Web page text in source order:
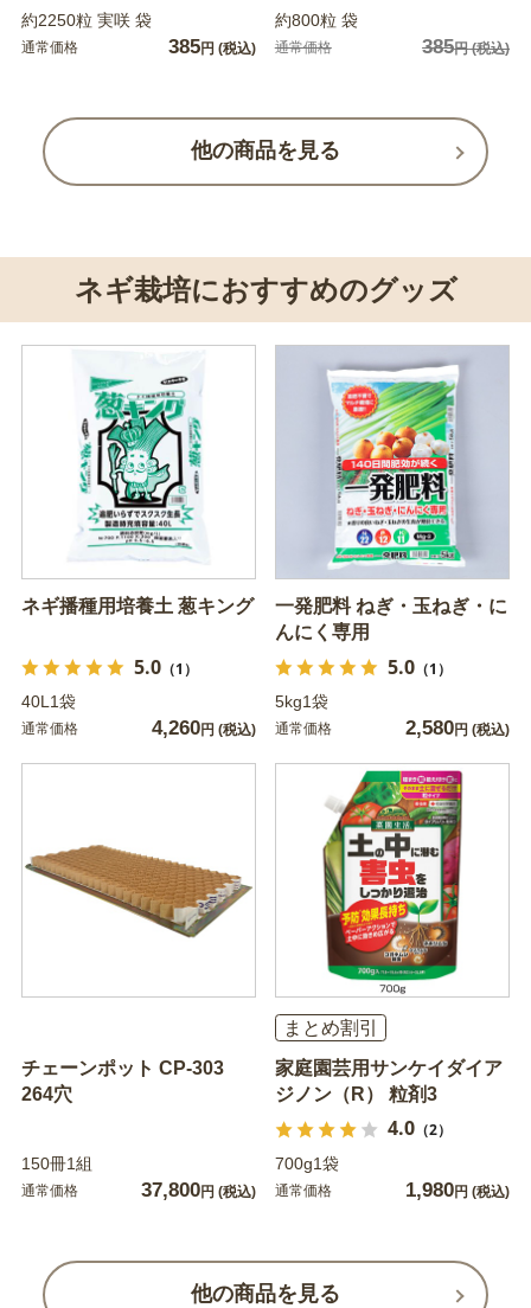
約2250粒 実咲 袋
通常価格 385円 (税込)
約800粒 袋
通常価格 385円(税込)
他の商品を見る
ネギ栽培におすすめのグッズ
ネギ播種用培養土 葱キング
5.0（1）
40L1袋
通常価格 4,260円 (税込)
一発肥料 ねぎ・玉ねぎ・に
んにく専用
5.0（1）
5kg1袋
通常価格 2,580円 (税込)
チェーンポット CP-303
264穴
150冊1組
通常価格 37,800円 (税込)
まとめ割引
家庭園芸用サンケイダイア
ジノン（R） 粒剤3
4.0（2）
700g1袋
通常価格 1,980円 (税込)
他の商品を見る